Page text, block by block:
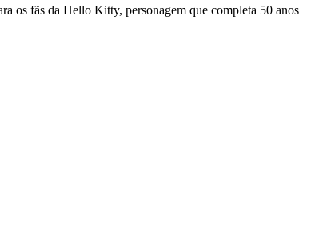
os fãs da Hello Kitty, personagem que completa 50 anos